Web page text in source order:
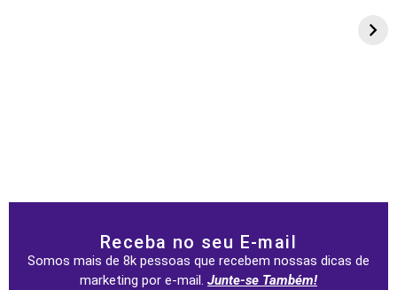
Receba no seu E-mail
Somos mais de 8k pessoas que recebem nossas dicas de
marketing por e-mail. Junte-se Também!